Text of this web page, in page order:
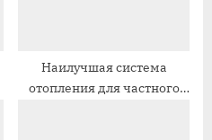
Наилучшая система
отопления для частного